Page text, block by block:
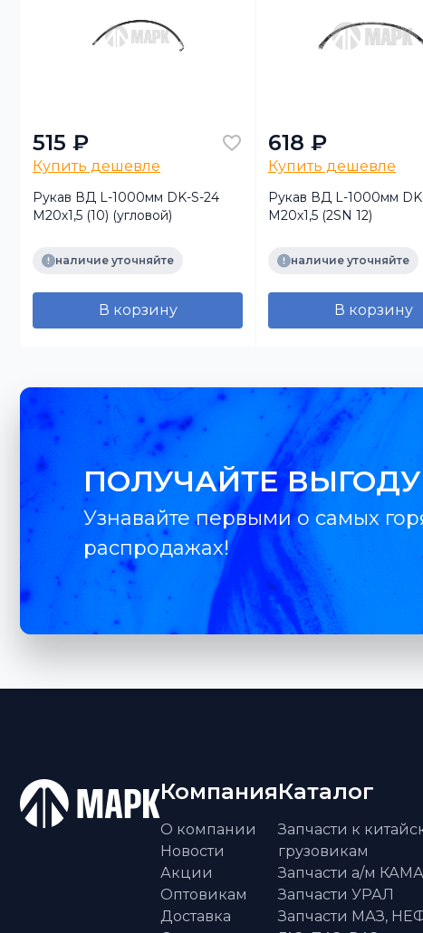
515 ₽
Купить дешевле
Рукав ВД L-1000мм DK-S-24
М20х1,5 (10) (угловой)
наличие уточняйте
В корзину
618 ₽
Купить дешевле
Рукав ВД L-1000мм
М20х1,5 (2SN 12)
наличие уточняйте
В корзину
ПОЛУЧАЙТЕ
Узнавайте первыми о самых
распродажах!
Компания
О компании
Новости
Акции
Оптовикам
Доставка
Каталог
Запчасти к
грузовикам
Запчасти а/м
Запчасти УРАЛ
Запчасти МАЗ,